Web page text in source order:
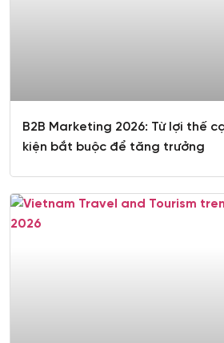
B2B Marketing 2026: Từ lợi thế
kiện bắt buộc để tăng trưởng